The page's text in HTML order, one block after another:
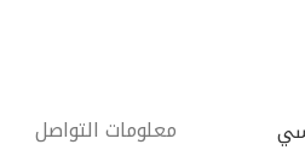
معلومات التواصل